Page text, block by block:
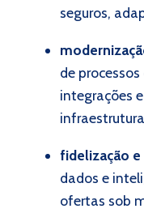
seguros,
de
integrações
fidelização e
dados e
ofertas sob